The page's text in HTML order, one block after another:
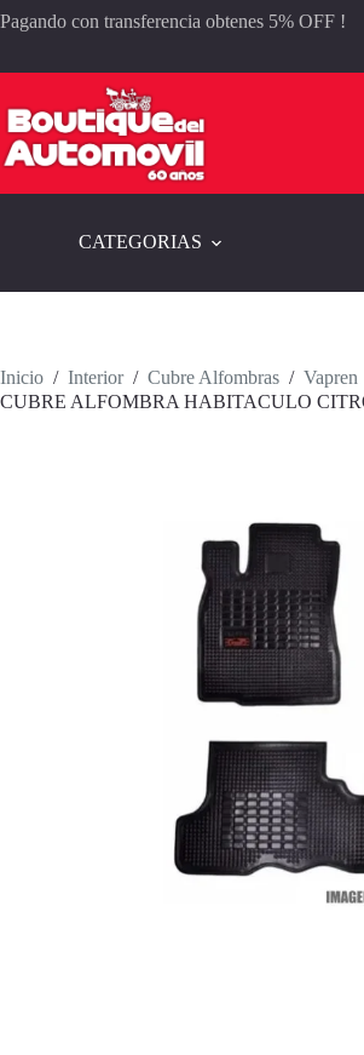
al
Pagando con transferencia obtenes 5% OFF !
CATEGORIAS
Inicio / Interior / Cubre Alfombras / Vapren
CUBRE ALFOMBRA HABITACULO